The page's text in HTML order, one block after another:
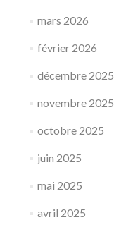
mars 2026
février 2026
décembre 2025
novembre 2025
octobre 2025
juin 2025
mai 2025
avril 2025